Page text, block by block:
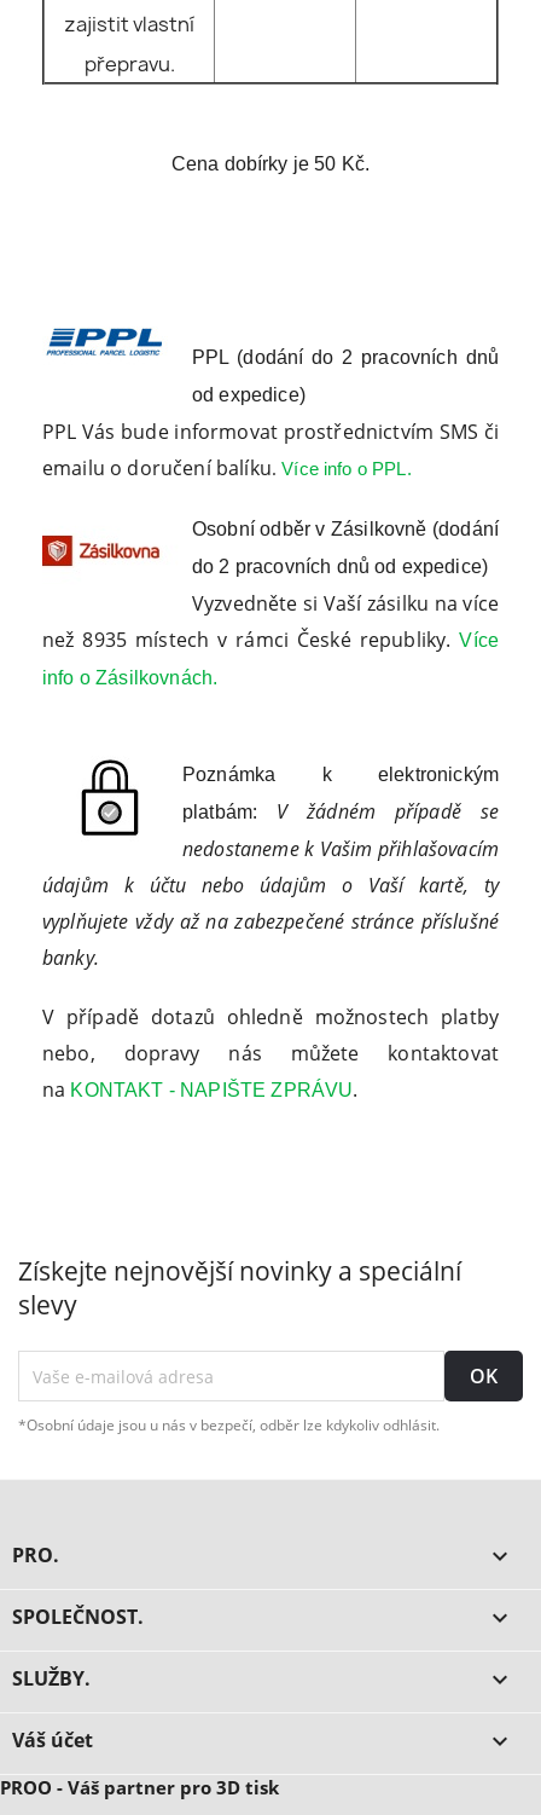
zajistit vlastní
přepravu.
Cena dobírky je 50 Kč.
PPL (dodání do 2 pracovních dnů
od expedice)
PPL Vás bude informovat prostřednictvím SMS či
emailu o doručení balíku. Více info o PPL.
Osobní odběr v Zásilkovně (dodání
do 2 pracovních dnů od expedice)
Vyzvedněte si Vaší zásilku na více
než 8935 místech v rámci České republiky.Více
info o Zásilkovnách.
Poznámka k elektronickým
platbám: V žádném případě se
nedostaneme k Vašim přihlašovacím
údajům k účtu nebo údajům o Vaší kartě, ty
vyplňujete vždy až na zabezpečené stránce příslušné
banky.
V případě dotazů ohledně možnostech platby
nebo, dopravy nás můžete kontaktovat
na KONTAKT - NAPIŠTE ZPRÁVU.
Získejte nejnovější novinky a speciální
slevy
*Osobní údaje jsou u nás v bezpečí, odběr lze kdykoliv odhlásit.
PRO. 
SPOLEČNOST. 
SLUŽBY. 
Váš účet 
PROO - Váš partner pro 3D tisk